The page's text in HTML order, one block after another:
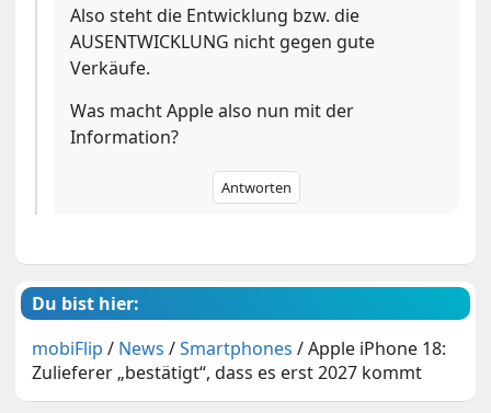
Also steht die Entwicklung bzw. die
AUSENTWICKLUNG nicht gegen gute
Verkäufe.
Was macht Apple also nun mit der
Information?
Antworten
Du bist hier:
mobiFlip / News /Smartphones /Apple iPhone 18:
Zulieferer „bestätigt“, dass es erst 2027 kommt